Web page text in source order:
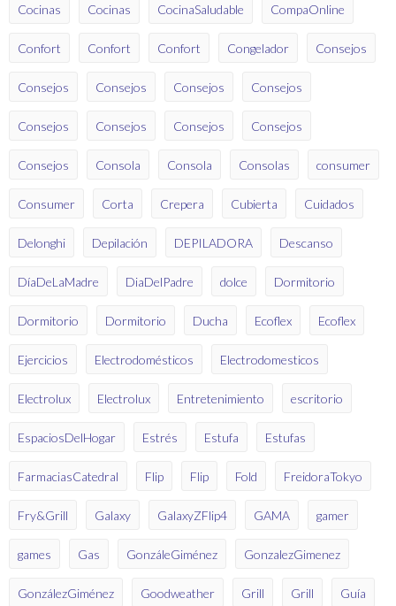
Cocinas Cocinas CocinaSaludable CompaOnline
Confort Confort Confort Congelador Consejos
Consejos Consejos Consejos Consejos
Consejos Consejos Consejos Consejos
Consejos Consola Consola Consolas consumer
Consumer Corta Crepera Cubierta Cuidados
Delonghi Depilación DEPILADORA Descanso
DíaDeLaMadre DiaDelPadre dolce Dormitorio
Dormitorio Dormitorio Ducha Ecoflex Ecoflex
Ejercicios Electrodomésticos Electrodomesticos
Electrolux Electrolux Entretenimiento escritorio
EspaciosDelHogar Estrés Estufa Estufas
FarmaciasCatedral Flip Flip Fold FreidoraTokyo
Fry&Grill Galaxy GalaxyZFlip4 GAMA gamer
games Gas GonzáleGiménez GonzalezGimenez
GonzálezGiménez Goodweather Grill Grill Guía